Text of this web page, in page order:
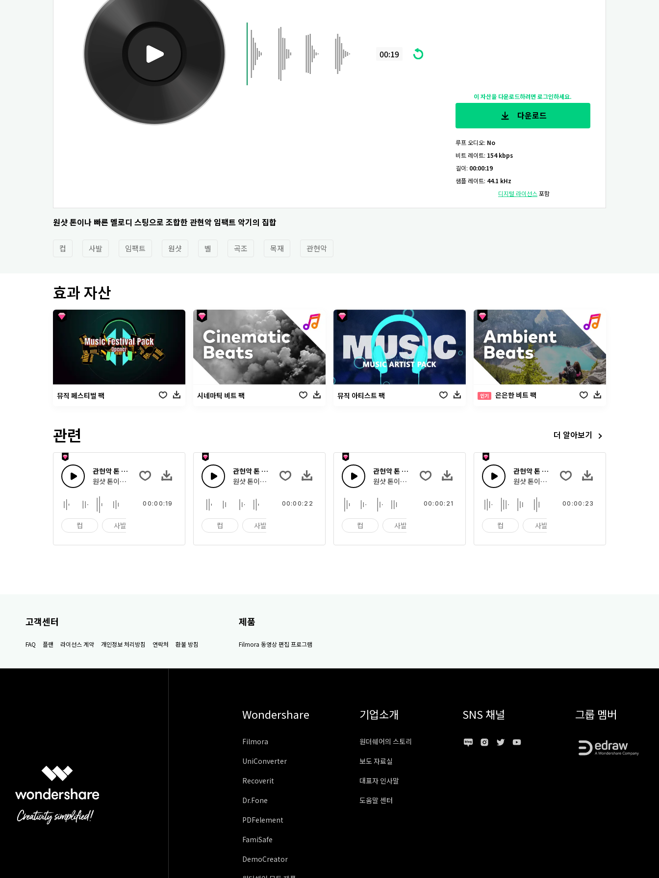
00:19
이 자산을 다운로드하려면 로그인하세요.
다운로드
루프 오디오: No
비트 레이트: 154 kbps
길이: 00:00:19
샘플 레이트: 44.1 kHz
디지털 라이선스 포함
원샷 톤이나 빠른 멜로디 스팅으로 조합한 관현악 임팩트 악기의 집합
컵 사발 임팩트 원샷 벨 곡조 목재 관현악
효과 자산
뮤직 페스티벌 팩 시네마틱 비트 팩 뮤직 아티스트 팩 인기 은은한 비트 팩
관련 더 알아보기
관현악 톤 35
원샷 톤이나 빠른 멜로디 스팅으로 조합한 관현악 임팩트 악기의 집합
컵 사발
00:00:19
관현악 톤 34
원샷 톤이나 빠른 멜로디 스팅으로 조합한 관현악 임팩트 악기의 집합
컵 사발
00:00:22
관현악 톤 33
원샷 톤이나 빠른 멜로디 스팅으로 조합한 관현악 임팩트 악기의 집합
컵 사발
00:00:21
관현악 톤 32
원샷 톤이나 빠른 멜로디 스팅으로 조합한 관현악
컵 사발
00:00:23
고객센터
FAQ 플랜 라이선스 계약 개인정보 처리방침 연락처 환불 방침
제품
Filmora 동영상 편집 프로그램
Wondershare
Filmora
UniConverter
Recoverit
Dr.Fone
PDFelement
FamiSafe
DemoCreator
기업소개
원더쉐어의 스토리
보도 자료실
대표자 인사말
도움말 센터
SNS 채널 그룹 멤버